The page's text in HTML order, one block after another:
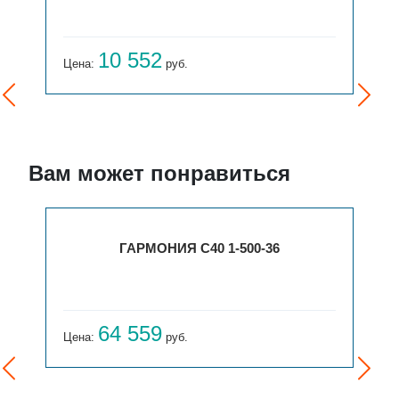
Цена: 10 552 руб.
Вам может понравиться
ГАРМОНИЯ С40 1-500-36
Цена: 64 559 руб.